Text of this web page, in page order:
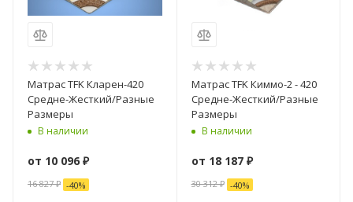
Матрас TFK Кларен-420
Средне-Жесткий/Разные
Размеры
В наличии
от 10 096 ₽
16 827 ₽ -40%
Матрас TFK Киммо-2 - 420
Средне-Жесткий/Разные
Размеры
В наличии
от 18 187 ₽
30 312 ₽ -40%